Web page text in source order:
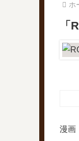
ホ
漫画